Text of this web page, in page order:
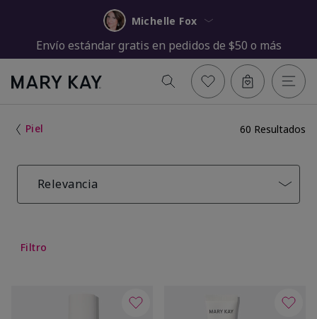
Michelle Fox
Envío estándar gratis en pedidos de $50 o más
Piel 60 Resultados
Relevancia
Filtro